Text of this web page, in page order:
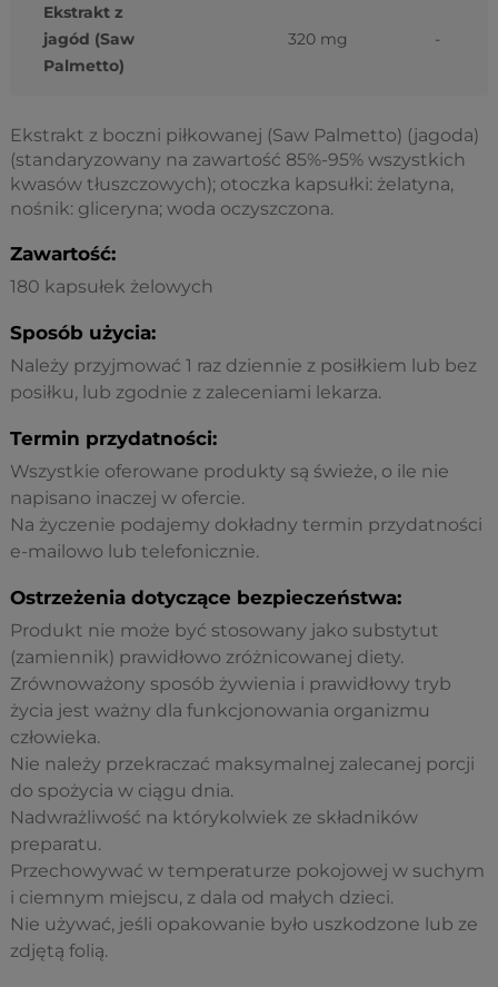
Ekstrakt z
jagód (Saw
Palmetto)
320 mg -
Ekstrakt z boczni piłkowanej (Saw Palmetto) (jagoda)
(standaryzowany na zawartość 85%-95% wszystkich
kwasów tłuszczowych); otoczka kapsułki: żelatyna,
nośnik: gliceryna; woda oczyszczona.
Zawartość:
180 kapsułek żelowych
Sposób użycia:
Należy przyjmować 1 raz dziennie z posiłkiem lub bez
posiłku, lub zgodnie z zaleceniami lekarza.
Termin przydatności:
Wszystkie oferowane produkty są świeże, o ile nie
napisano inaczej w ofercie.
Na życzenie podajemy dokładny termin przydatności
e-mailowo lub telefonicznie.
Ostrzeżenia dotyczące bezpieczeństwa:
Produkt nie może być stosowany jako substytut
(zamiennik) prawidłowo zróżnicowanej diety.
Zrównoważony sposób żywienia i prawidłowy tryb
życia jest ważny dla funkcjonowania organizmu
człowieka.
Nie należy przekraczać maksymalnej zalecanej porcji
do spożycia w ciągu dnia.
Nadwrażliwość na którykolwiek ze składników
preparatu.
Przechowywać w temperaturze pokojowej w suchym
i ciemnym miejscu, z dala od małych dzieci.
Nie używać, jeśli opakowanie było uszkodzone lub ze
zdjętą folią.